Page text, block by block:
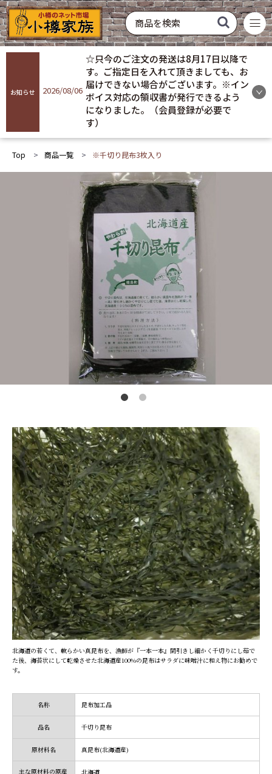
菓子 飲料 酒類 硝子製品 常温配送
冷蔵配送 冷凍配送 お買い得 おすすめ ギフト
商品を探す
ログイン
会員登録
お気に入り
ご利用ガイド
プライバシーポリシー
カートを見る
￥0
冷蔵 0
￥0
冷凍
お知らせ 2026/08/06
☆只今のご注文の発送は8月17日以降で
す。ご指定日を入れて頂きましても、お
届けできない場合がございます。※イン
ボイス対応の領収書が発行できるよう
になりました。（会員登録が必要で
す）
Top 商品一覧 ※千切り昆布3枚入り
北海道の若くて、軟らかい真昆布を、漁師が『一本一本』間引きし細かく千切りにし茹で
た後、海苔状にして乾燥させた北海道産100%の昆布はサラダに味噌汁に和え物にお勧めで
す。
名称 昆布加工品
品名 千切り昆布
原材料名 真昆布(北海道産)
主な原材料の原産
北海道